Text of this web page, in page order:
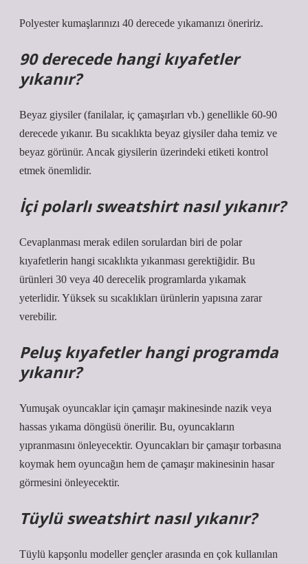
Polyester kumaşlarınızı 40 derecede yıkamanızı öneririz.
90 derecede hangi kıyafetler
yıkanır?
Beyaz giysiler (fanilalar, iç çamaşırları vb.) genellikle 60-90
derecede yıkanır. Bu sıcaklıkta beyaz giysiler daha temiz ve
beyaz görünür. Ancak giysilerin üzerindeki etiketi kontrol
etmek önemlidir.
İçi polarlı sweatshirt nasıl yıkanır?
Cevaplanması merak edilen sorulardan biri de polar
kıyafetlerin hangi sıcaklıkta yıkanması gerektiğidir. Bu
ürünleri 30 veya 40 derecelik programlarda yıkamak
yeterlidir. Yüksek su sıcaklıkları ürünlerin yapısına zarar
verebilir.
Peluş kıyafetler hangi programda
yıkanır?
Yumuşak oyuncaklar için çamaşır makinesinde nazik veya
hassas yıkama döngüsü önerilir. Bu, oyuncakların
yıpranmasını önleyecektir. Oyuncakları bir çamaşır torbasına
koymak hem oyuncağın hem de çamaşır makinesinin hasar
görmesini önleyecektir.
Tüylü sweatshirt nasıl yıkanır?
Tüylü kapşonlu modeller gençler arasında en çok kullanılan